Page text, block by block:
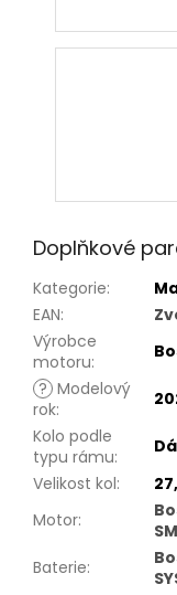
Doplňkové
Kategorie:
EAN:
Výrobce
motoru:
? Modelový
rok:
Kolo podle
typu rámu:
Velikost kol:
Motor:
Baterie: